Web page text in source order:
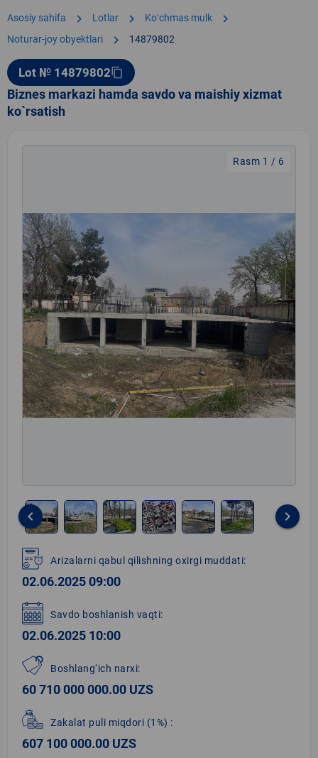
Asosiy sahifa chevron_right Lotlar chevron_right Koʻchmas mulk chevron_right
Noturar-joy obyektlari chevron_right 14879802
Lot № 14879802content_copy
Biznes markazi hamda savdo va maishiy xizmat
ko`rsatish
Rasm 1 / 6
1
of
6
keyboard_arrow_left keyboard_arrow_right
Arizalarni qabul qilishning oxirgi muddati:
02.06.2025 09:00
Savdo boshlanish vaqti:
02.06.2025 10:00
Boshlang‘ich narxi:
60 710 000 000.00 UZS
Zakalat puli miqdori (1%) :
607 100 000.00 UZS